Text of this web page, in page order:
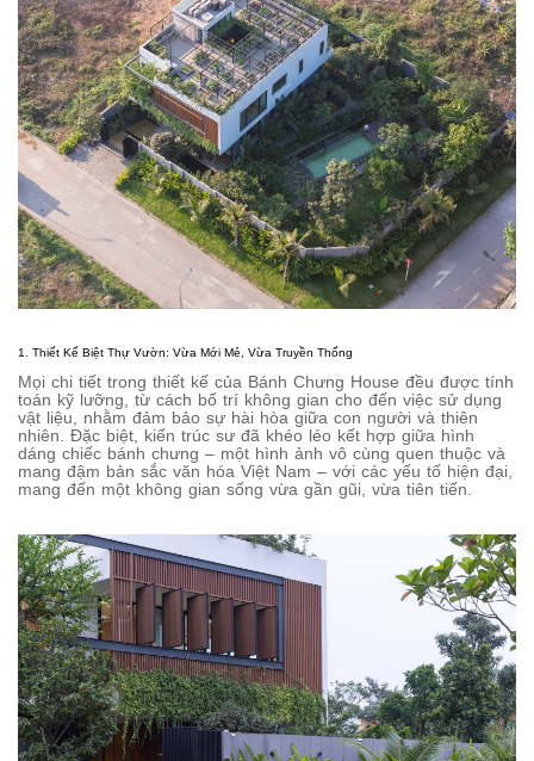
1. Thiết Kế Biệt Thự Vườn: Vừa Mới Mẻ, Vừa Truyền Thống
Mọi chi tiết trong thiết kế của Bánh Chưng House đều được tính
toán kỹ lưỡng, từ cách bố trí không gian cho đến việc sử dụng
vật liệu, nhằm đảm bảo sự hài hòa giữa con người và thiên
nhiên. Đặc biệt, kiến trúc sư đã khéo léo kết hợp giữa hình
dáng chiếc bánh chưng – một hình ảnh vô cùng quen thuộc và
mang đậm bản sắc văn hóa Việt Nam – với các yếu tố hiện đại,
mang đến một không gian sống vừa gần gũi, vừa tiên tiến.